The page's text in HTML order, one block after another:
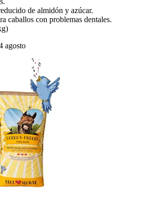
de almidón y azúcar.
caballos con problemas dentales.
agosto